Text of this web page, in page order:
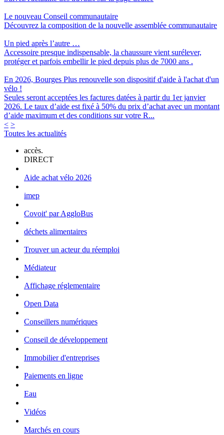
Le nouveau Conseil communautaire
Découvrez la composition de la nouvelle assemblée communautaire
Un pied après l’autre …
Accessoire presque indispensable, la chaussure vient surélever,
protéger et parfois embellir le pied depuis plus de 7000 ans .
En 2026, Bourges Plus renouvelle son dispositif d'aide à l'achat d'un
vélo !
Seules seront acceptées les factures datées à partir du 1er janvier
2026. Le taux d’aide est fixé à 50% du prix d’achat avec un montant
d’aide maximum et des conditions sur votre R...
< >
Toutes les actualités
accès.
DIRECT
Aide achat vélo 2026
imep
Covoit' par AggloBus
déchets alimentaires
Trouver un acteur du réemploi
Médiateur
Affichage réglementaire
Open Data
Conseillers numériques
Conseil de développement
Immobilier d'entreprises
Paiements en ligne
Eau
Vidéos
Marchés en cours